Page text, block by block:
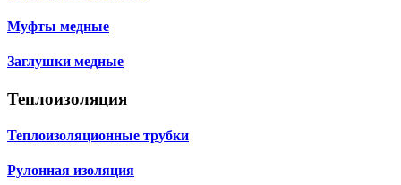
Муфты медные
Заглушки медные
Теплоизоляция
Теплоизоляционные трубки
Рулонная изоляция